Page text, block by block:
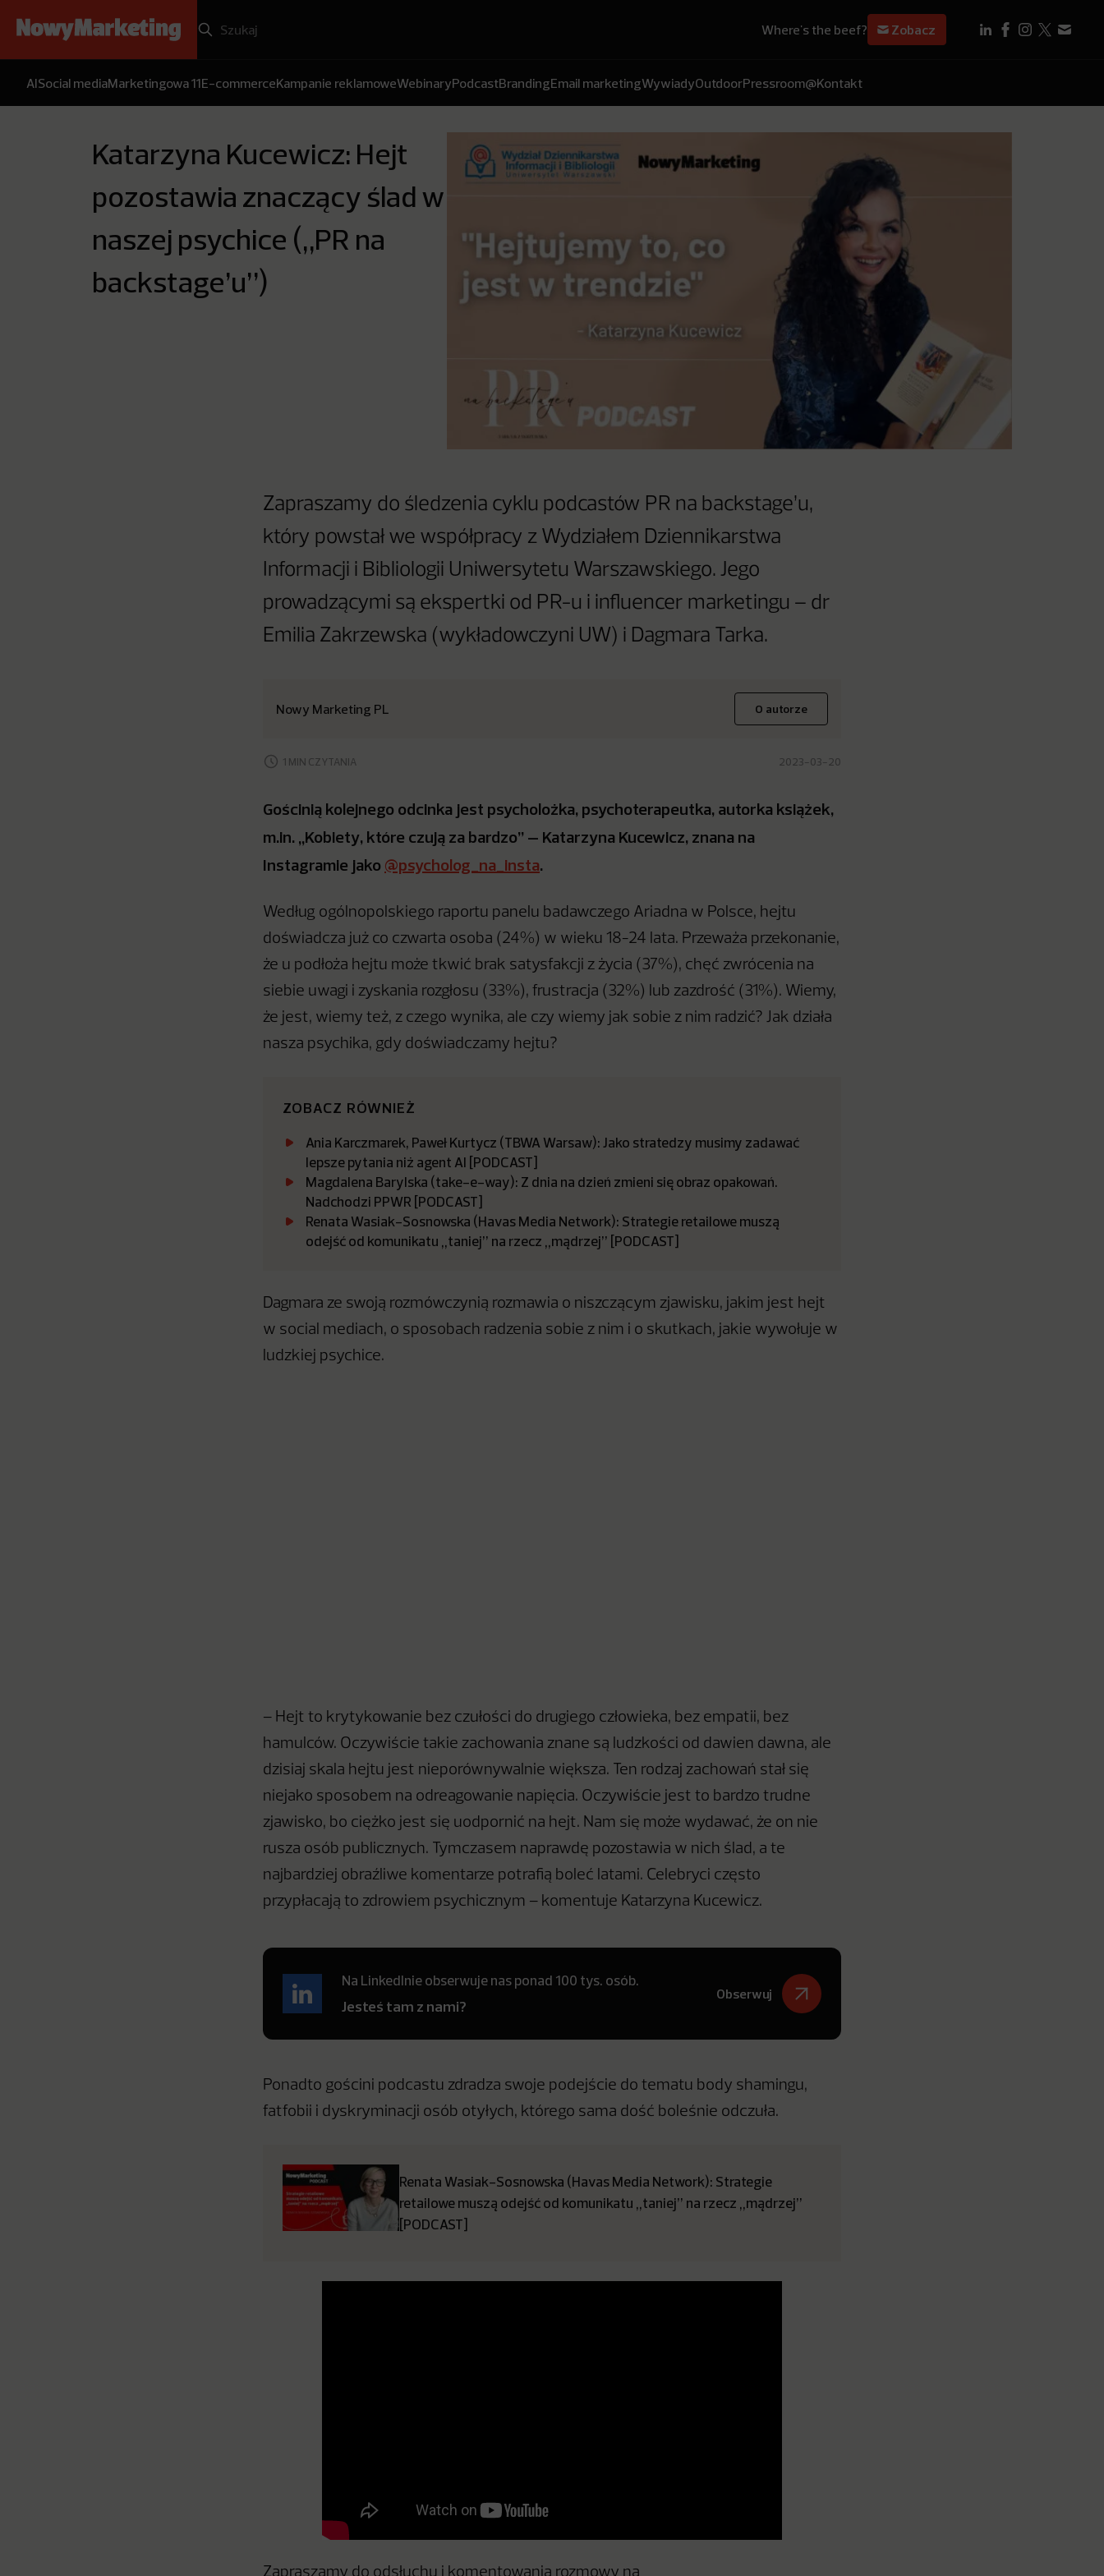
Where's the beef? Zobacz
AISocial mediaMarketingowa 11E-commerceKampanie reklamoweWebinaryPodcastBrandingEmail marketingWywiadyOutdoorPressroom@Kontakt
Katarzyna Kucewicz: Hejt
pozostawia znaczący ślad w
naszej psychice („PR na
backstage’u”)
Zapraszamy do śledzenia cyklu podcastów PR na backstage’u,
który powstał we współpracy z Wydziałem Dziennikarstwa
Informacji i Bibliologii Uniwersytetu Warszawskiego. Jego
prowadzącymi są ekspertki od PR-u i influencer marketingu – dr
Emilia Zakrzewska (wykładowczyni UW) i Dagmara Tarka.
Nowy Marketing PL O autorze
1 MIN CZYTANIA 2023-03-20
Gościnią kolejnego odcinka jest psycholożka, psychoterapeutka, autorka książek,
m.in. „Kobiety, które czują za bardzo” – Katarzyna Kucewicz, znana na
Instagramie jako @psycholog_na_insta.
Według ogólnopolskiego raportu panelu badawczego Ariadna w Polsce, hejtu
doświadcza już co czwarta osoba (24%) w wieku 18-24 lata. Przeważa przekonanie,
że u podłoża hejtu może tkwić brak satysfakcji z życia (37%), chęć zwrócenia na
siebie uwagi i zyskania rozgłosu (33%), frustracja (32%) lub zazdrość (31%). Wiemy,
że jest, wiemy też, z czego wynika, ale czy wiemy jak sobie z nim radzić? Jak działa
nasza psychika, gdy doświadczamy hejtu?
ZOBACZ RÓWNIEŻ
Ania Karczmarek, Paweł Kurtycz (TBWA Warsaw): Jako stratedzy musimy zadawać
lepsze pytania niż agent AI [PODCAST]
Magdalena Barylska (take-e-way): Z dnia na dzień zmieni się obraz opakowań.
Nadchodzi PPWR [PODCAST]
Renata Wasiak-Sosnowska (Havas Media Network): Strategie retailowe muszą
odejść od komunikatu „taniej” na rzecz „mądrzej” [PODCAST]
Dagmara ze swoją rozmówczynią rozmawia o niszczącym zjawisku, jakim jest hejt
w social mediach, o sposobach radzenia sobie z nim i o skutkach, jakie wywołuje w
ludzkiej psychice.
– Hejt to krytykowanie bez czułości do drugiego człowieka, bez empatii, bez
hamulców. Oczywiście takie zachowania znane są ludzkości od dawien dawna, ale
dzisiaj skala hejtu jest nieporównywalnie większa. Ten rodzaj zachowań stał się
niejako sposobem na odreagowanie napięcia. Oczywiście jest to bardzo trudne
zjawisko, bo ciężko jest się uodpornić na hejt. Nam się może wydawać, że on nie
rusza osób publicznych. Tymczasem naprawdę pozostawia w nich ślad, a te
najbardziej obraźliwe komentarze potrafią boleć latami. Celebryci często
przypłacają to zdrowiem psychicznym – komentuje Katarzyna Kucewicz.
Na LinkedInie obserwuje nas ponad 100 tys. osób.
Jesteś tam z nami?
Obserwuj
Ponadto gościni podcastu zdradza swoje podejście do tematu body shamingu,
fatfobii i dyskryminacji osób otyłych, którego sama dość boleśnie odczuła.
Renata Wasiak-Sosnowska (Havas Media Network): Strategie
retailowe muszą odejść od komunikatu „taniej” na rzecz „mądrzej”
[PODCAST]
Zapraszamy do odsłuchu i komentowania rozmowy na